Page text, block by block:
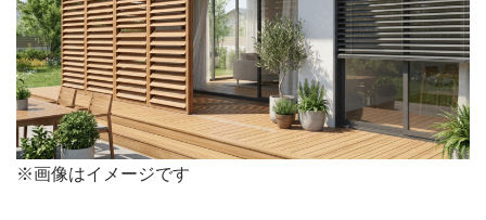
※画像はイメージです